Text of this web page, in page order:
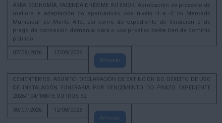
ÁREA ECONOMÍA, FACENDA E RÉXIME INTERIOR. Aprobación do proxecto de
mellora e adaptación do aparcadoiro dos niveis -1 e -2 do Mercado
Municipal de Monte Alto, así como do expediente de licitación e do
prego da concesión demanial para o uso privativo deste ben de dominio
público
07/08/2026
17/09/2026
Amosar
CEMENTERIOS. ASUNTO: DECLARACIÓN DE EXTINCIÓN DO DEREITO DE USO
DE INSTALACIÓN FUNERARIA POR VENCEMENTO DO PRAZO EXPEDIENTE
2026/104/1887 E OUTROS 32
30/07/2026
12/08/2026
Amosar